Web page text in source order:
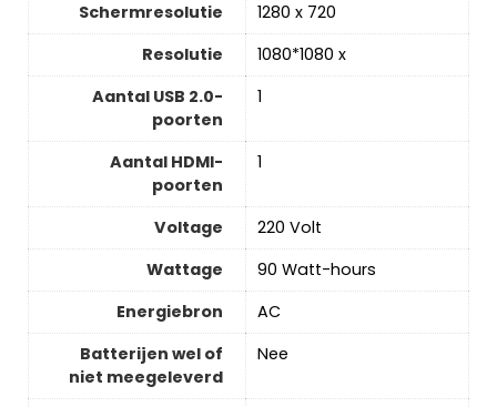
Schermresolutie
‎1280 x 720
Resolutie
‎1080*1080 x
Aantal USB 2.0-
poorten
‎1
Aantal HDMI-
poorten
‎1
Voltage
‎220 Volt
Wattage
‎90 Watt-hours
Energiebron
‎AC
Batterijen wel of
niet meegeleverd
‎Nee